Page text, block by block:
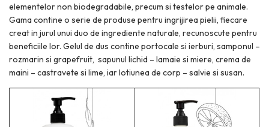
elementelor non biodegradabile, precum si testelor pe animale.
Gama contine o serie de produse pentru ingrijirea pielii, fiecare
creat in jurul unui duo de ingrediente naturale, recunoscute pentru
beneficiile lor. Gelul de dus contine portocale si ierburi, samponul –
rozmarin si grapefruit, sapunul lichid – lamaie si miere, crema de
maini – castravete si lime, iar lotiunea de corp – salvie si susan.